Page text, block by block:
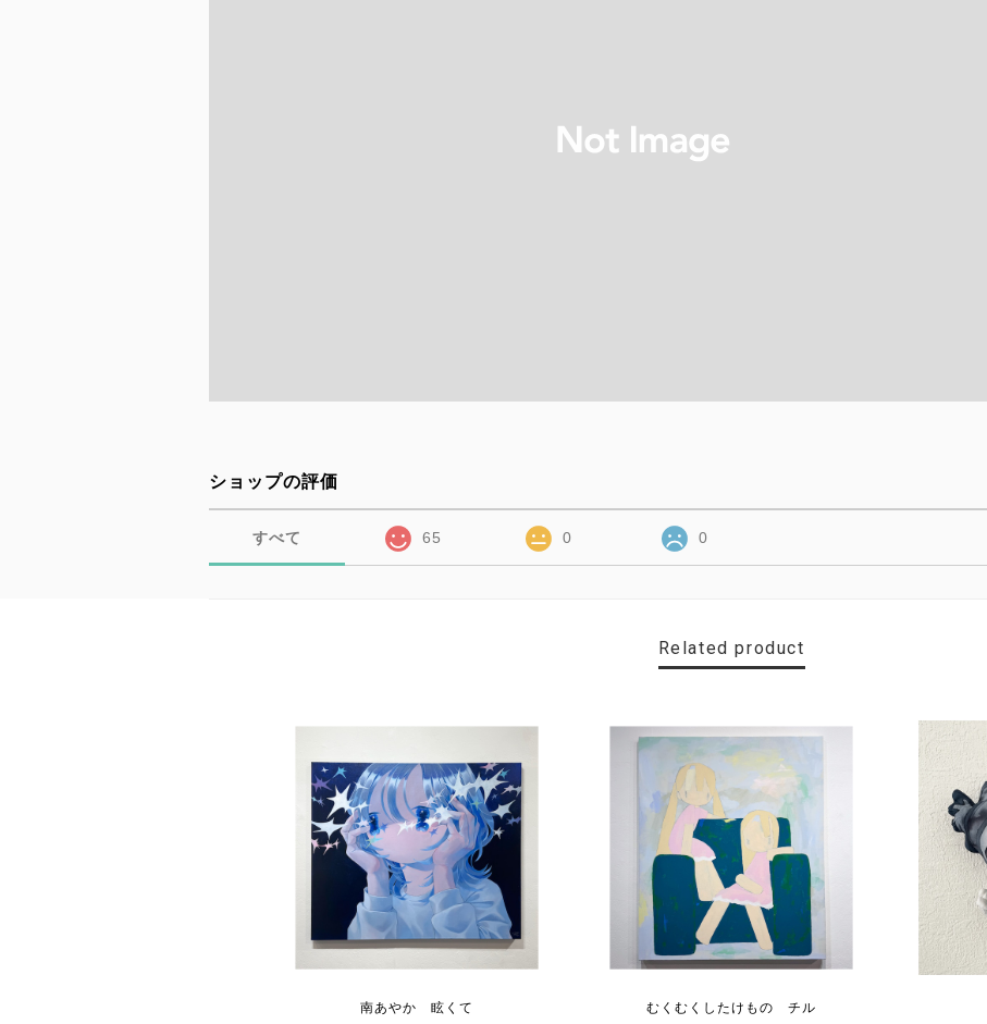
ショップの評価
すべて 65 0 0
Related product
南あやか 眩くて むくむくしたけもの チル